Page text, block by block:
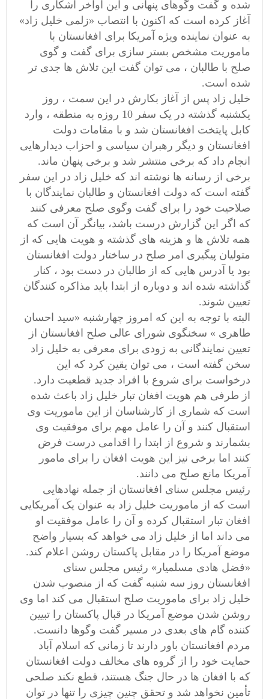
شده و گفت وگوهای پنهانی و این اواخر آشکاری را
آغاز کرده است که اکنون با انتصاب «زلمی خلیل زاد»
به عنوان نماینده ویژه آمریکا برای افغانستان با
ماموریت مشخص بستر سازی برای گفت و گوی
صلح با طالبان ، می توان گفت این تلاش ها جدی تر
شده است.
خلیل زاد پس از آغاز بکارش در این سمت ، روز
یکشنبه گذشته در یک سفر 10 روزه به منطقه ، وارد
کابل پایتخت افغانستان شد و با مقامات دولت
افغانستان و دیگر رهبران سیاسی و احزاب دیدارهایی
انجام داد که برخی منتشر شد و برخی پنهان ماند.
برخی از رسانه ها نوشته اند که خلیل زاد در این سفر
گفته است که دولت افغانستان و طالبان نمایندگان با
صلاحیت خود را برای گفت وگوی صلح معرفی کنند
که اگر این گزارش درست باشد، بیانگر آن است که
همه تلاش ها و هزینه های گذشته و هویت هایی که از
متولیان پیگیری امر صلح در ساختار دولت افغانستان
بود یا آدرس هایی که از طالبان در دست بود ، کنار
گذاشته شده اند و دوباره از ابتدا باید مذاکره کنندگان
تعیین شوند.
البته با توجه به این که امروز چهارشنبه «سید احسان
طاهری » سخنگوی شورای عالی صلح افغانستان از
تعیین نمایندگانی به زودی برای معرفی به خلیل زاد
سخن گفته است ، می توان یقین کرد که این
درخواست برای شروع با افراد جدید قطعیت دارد.
از طرفی هم هویت افغان تبار خلیل زاد باعث شده
است که شماری از کارشناسان از این ماموریت وی
استقبال کنند و آن را عامل مهم برای موفقیت وی
بشمارند و شروع از ابتدا را اقدامی درست فرض
کنند اما برخی نیز این هویت افغان را برای مامور
آمریکا مانع صلح می دانند.
رئیس مجلس سنای افغانستان از جمله نهادهایی
است که از ماموریت خلیل زاد به عنوان یک آمریکایی
افغان تبار استقبال کرده و آن را عامل موفقیت او
می داند اما از خلیل زاد می خواهد که بسیار واضح
موضع آمریکا را در مقابل پاکستان روشن اعلام کند.
«فضل هادی مسلمیار» رئیس مجلس سنای
افغانستان روز سه شنبه گفت که از منصوب شدن
خلیل زاد برای ماموریت صلح استقبال می کند اما وی
روشن شدن موضع آمریکا در قبال پاکستان را تبیین
کننده گام های بعدی در مسیر گفت وگوها دانست.
مردم افغانستان باور دارند تا زمانی که اسلام آباد
حمایت خود را از گروه های مخالف دولت افغانستان
که با افغان ها در حال جنگ هستند، قطع نکند صلحی
تأمین نخواهد شد و تحقق چنین چیزی را تنها در توان